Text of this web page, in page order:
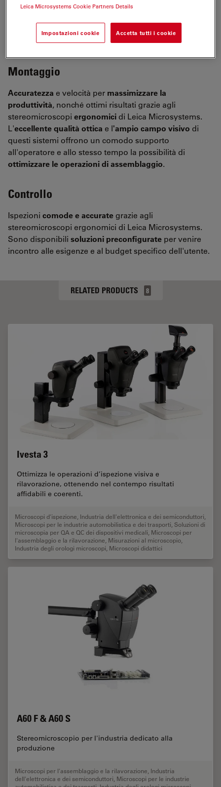
potenticonsentono diriprodurre facilmente le
grazie alle caratteristiche avanzate e alsoftware di
visualizzazione intuitivo.
Montaggio
Accuratezza e velocità per massimizzare la
produttività, nonché ottimi risultati grazie agli
stereomicroscopi ergonomici di Leica Microsystems.
L'eccellente qualità ottica e l'ampio campo visivo di
questi sistemi offrono un comodo supporto
all'operatore e allo stesso tempo la possibilità di
ottimizzare le operazioni di assemblaggio.
Controllo
Ispezioni comode e accurate grazie agli
stereomicroscopi ergonomici di Leica Microsystems.
Sono disponibili soluzioni preconfigurate per venire
incontro alle esigenze e al budget specifico dell'utente.
RELATED PRODUCTS 8
Ivesta 3
Ottimizza le operazioni d’ispezione visiva e
rilavorazione, ottenendo nel contempo risultati
affidabili e coerenti.
Microscopi d'ispezione Industria dell'elettronica e dei semiconduttori
Microscopi per le industrie automobilistica e dei trasporti Soluzioni di
microscopia per QA e QC dei dispositivi medicali Microscopi per
l'assemblaggio e la rilavorazione Misurazioni al microscopio
Industria degli orologi microscopi Microscopi didattici
A60 F & A60 S
Stereomicroscopio per l'industria dedicato alla
produzione
Microscopi per l'assemblaggio e la rilavorazione Industria
dell'elettronica e dei semiconduttori Microscopi per le industrie
Leica Microsystems Cookie Partners Details
Impostazioni cookie Accetta tutti i cookie